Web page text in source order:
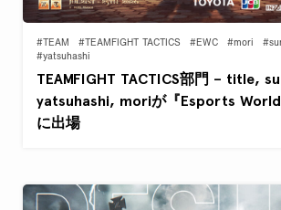
#TEAM #TEAMFIGHT TACTICS #EWC #mori
#yatsuhashi
TEAMFIGHT TACTICS部門 – title,
yatsuhashi, moriが『Esports World
に出場